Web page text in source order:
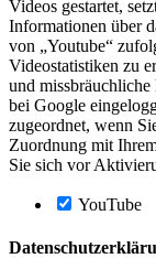
Videos gestartet,
Informationen über
von „Youtube“
Videostatistiken zu
und
bei Google
zugeordnet, wenn
Zuordnung mit
Sie sich vor
YouTube